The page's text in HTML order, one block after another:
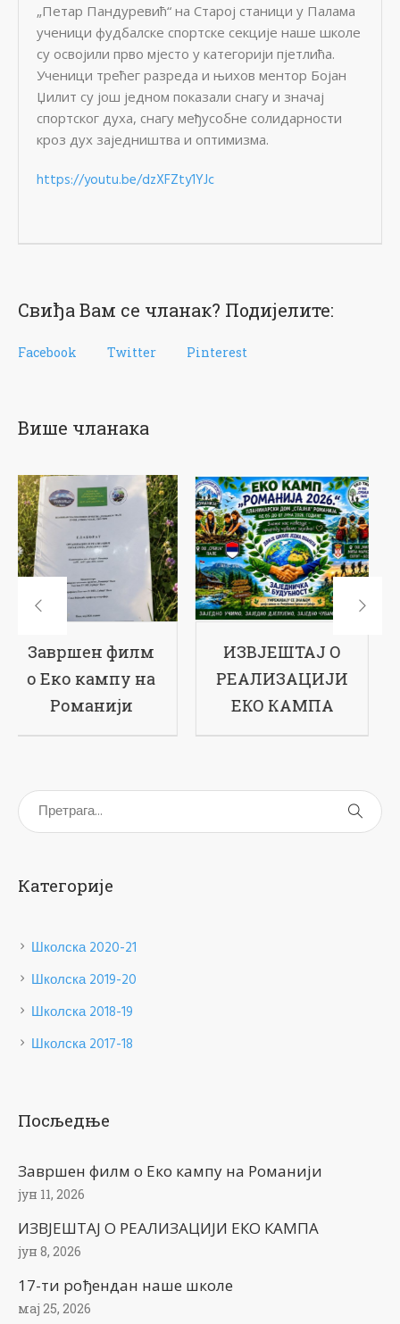
„Петар Пандуревић“ на Старој станици у Палама
ученици фудбалске спортске секције наше школе
су освојили прво мјесто у категорији пјетлића.
Ученици трећег разреда и њихов ментор Бојан
Џилит су још једном показали снагу и значај
спортског духа, снагу међусобне солидарности
кроз дух заједништва и оптимизма.
https://youtu.be/dzXFZty1YJc
Свиђа Вам се чланак? Подијелите:
Facebook Twitter Pinterest
Више чланака
ИЗВЈЕШТАЈ О
РЕАЛИЗАЦИЈИ
ЕКО КАМПА
17-ти рођендан
наше школе
Категорије
Школска 2020-21
Школска 2019-20
Школска 2018-19
Школска 2017-18
Посљедње
Завршен филм о Еко кампу на Романији
јун 11, 2026
ИЗВЈЕШТАЈ О РЕАЛИЗАЦИЈИ ЕКО КАМПА
јун 8, 2026
17-ти рођендан наше школе
мај 25, 2026